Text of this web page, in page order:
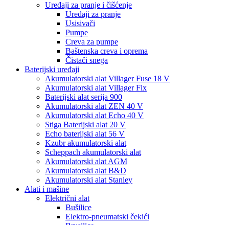
Uređaji za pranje i čišćenje
Uređaji za pranje
Usisivači
Pumpe
Creva za pumpe
Baštenska creva i oprema
Čistači snega
Baterijski uređaji
Akumulatorski alat Villager Fuse 18 V
Akumulatorski alat Villager Fix
Baterijski alat serija 900
Akumulatorski alat ZEN 40 V
Akumulatorski alat Echo 40 V
Stiga Baterijski alat 20 V
Echo baterijski alat 56 V
Kzubr akumulatorski alat
Scheppach akumulatorski alat
Akumulatorski alat AGM
Akumulatorski alat B&D
Akumulatorski alat Stanley
Alati i mašine
Električni alat
Bušilice
Elektro-pneumatski čekići